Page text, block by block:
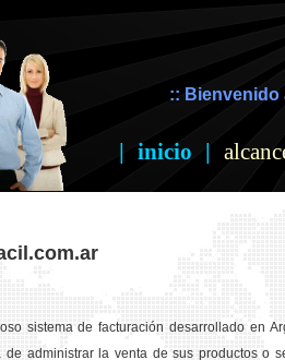
:: Bienvenido
| inicio |
sistema de facturación desarrollado en
administrar la venta de sus productos o